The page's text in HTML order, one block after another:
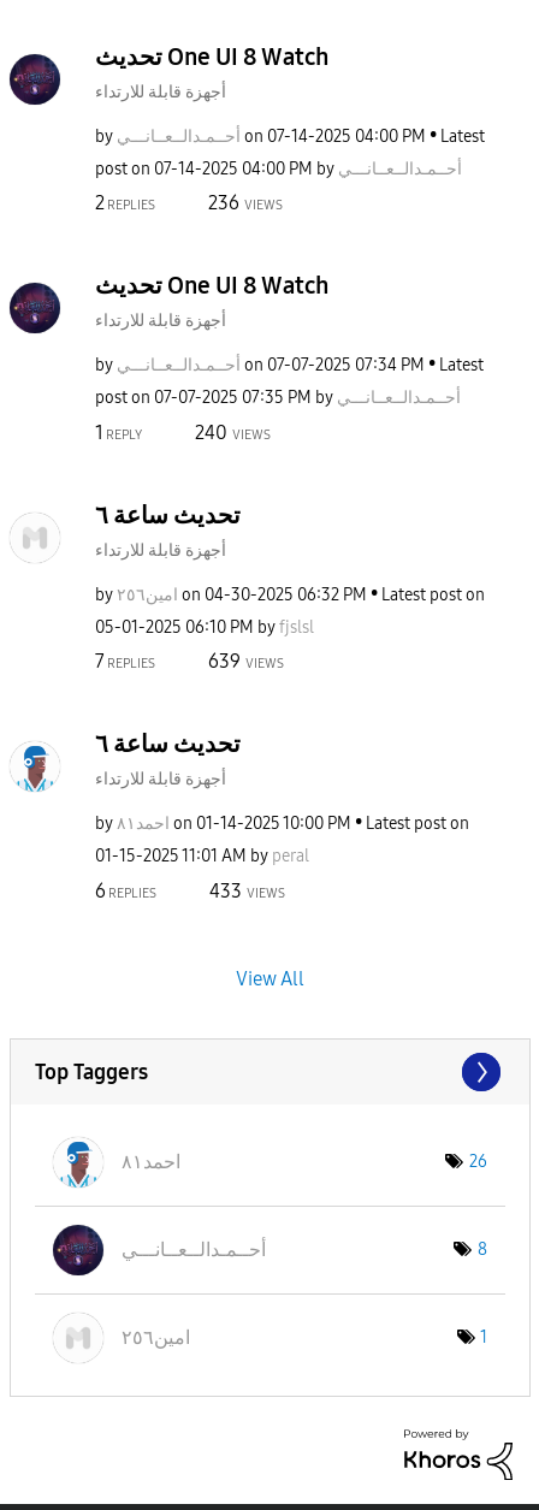
تحديث One UI 8 Watch
أجهزة قابلة للارتداء
by أحــمـدالــعــانـــي on ‎07-14-2025 04:00 PM
Latest
post on ‎07-14-2025 04:00 PM by أحــمـدالــعــانـــي
2 REPLIES 236 VIEWS
تحديث One UI 8 Watch
أجهزة قابلة للارتداء
by أحــمـدالــعــانـــي on ‎07-07-2025 07:34 PM
Latest
post on ‎07-07-2025 07:35 PM by أحــمـدالــعــانـــي
1 REPLY 240 VIEWS
تحديث ساعة ٦
أجهزة قابلة للارتداء
by امين٢٥٦ on ‎04-30-2025 06:32 PM
Latest post on
‎05-01-2025 06:10 PM byfjslsl
7 REPLIES 639 VIEWS
تحديث ساعة ٦
أجهزة قابلة للارتداء
by احمد٨١ on ‎01-14-202510:00 PM
Latest post on
‎01-15-202511:01 AM by peral
6 REPLIES 433 VIEWS
View All
Top Taggers
احمد٨١ 26
أحــمـدالــعــانـــي 8
امين٢٥٦ 1